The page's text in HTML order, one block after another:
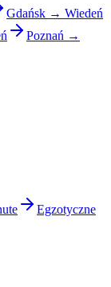
Gdańsk → Wiedeń
Poznań →
Egzotyczne